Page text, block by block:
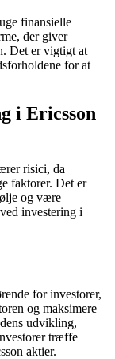
finansielle
der giver
Det er vigtigt at
for at
i Ericsson
risici, da
faktorer. Det er
og være
investering i
for investorer,
og maksimere
udvikling,
træffe
aktier.